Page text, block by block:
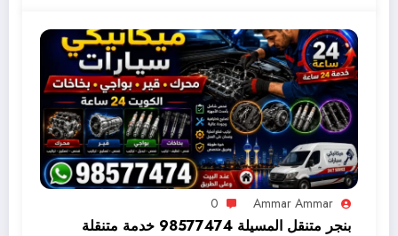
Ammar Ammar
0
بنجر متنقل المسيلة 98577474 خدمة متنقلة